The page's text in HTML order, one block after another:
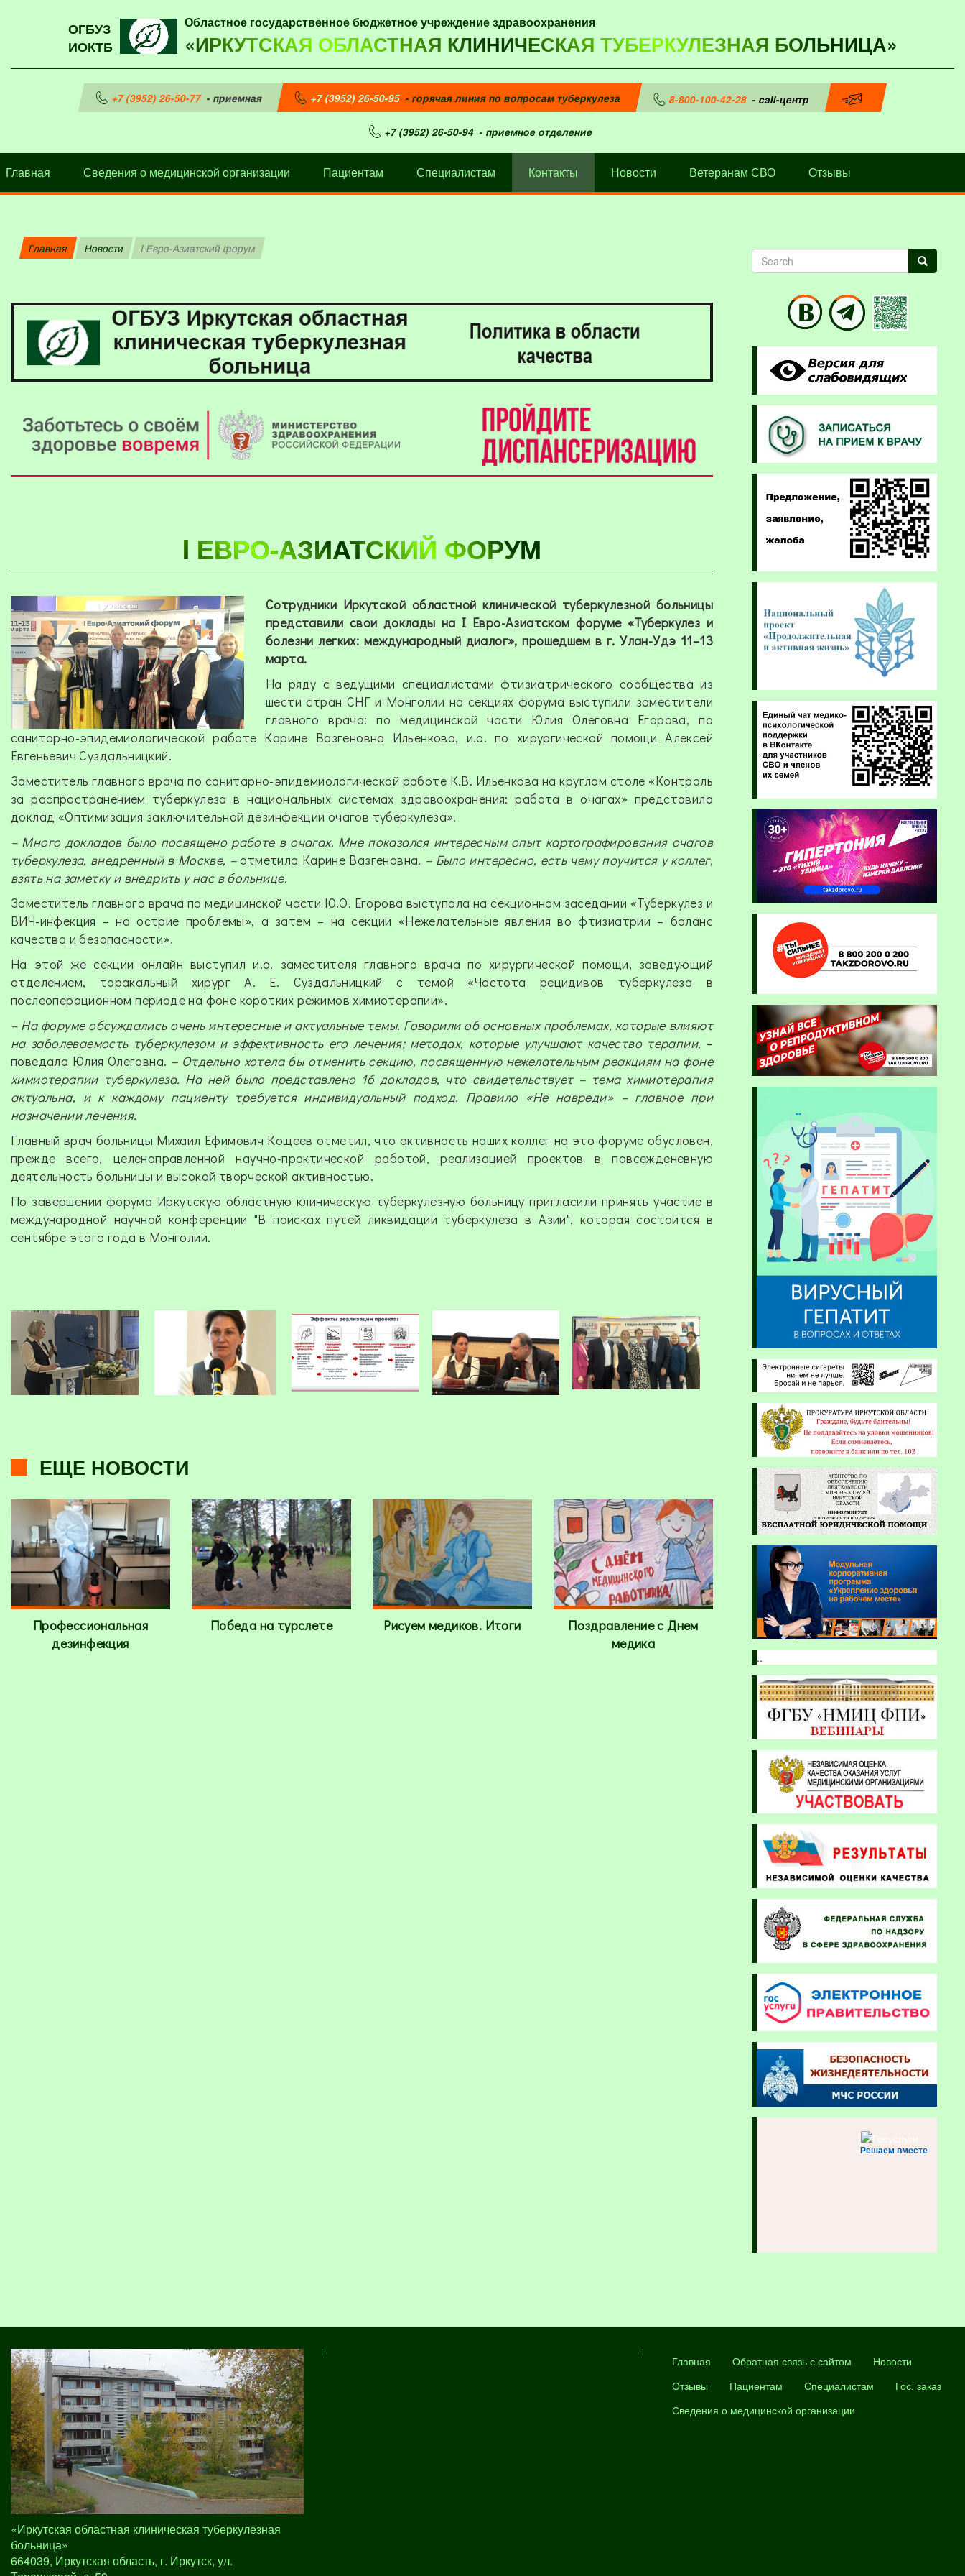
ОГБУЗ
ИОКТБ
Областное государственное бюджетное учреждение здравоохранения
«ИРКУТСКАЯ ОБЛАСТНАЯ КЛИНИЧЕСКАЯ ТУБЕРКУЛЕЗНАЯ БОЛЬНИЦА»
+7 (3952) 26-50-77- приемная +7 (3952) 26-50-95- горячая линия по вопросам туберкулеза 8-800-100-42-28- call-центр
+7 (3952) 26-50-94- приемное отделение
Главная Сведения о медицинской организации Пациентам Специалистам Контакты Новости Ветеранам СВО Отзывы
Главная Новости I Евро-Азиатский форум
I ЕВРО-АЗИАТСКИЙ ФОРУМ
Сотрудники Иркутской областной клинической туберкулезной больницы
представили свои доклады на I Евро-Азиатском форуме «Туберкулез и
болезни легких: международный диалог», прошедшем в г. Улан-Удэ 11–13
марта.
На ряду с ведущими специалистами фтизиатрического сообщества из
шести стран СНГ и Монголии на секциях форума выступили заместители
главного врача: по медицинской части Юлия Олеговна Егорова, по
санитарно-эпидемиологической работе Карине Вазгеновна Ильенкова, и.о. по хирургической помощи Алексей
Евгеньевич Суздальницкий.
Заместитель главного врача по санитарно-эпидемиологической работе К.В. Ильенкова на круглом столе «Контроль
за распространением туберкулеза в национальных системах здравоохранения: работа в очагах» представила
доклад «Оптимизация заключительной дезинфекции очагов туберкулеза».
– Много докладов было посвящено работе в очагах. Мне показался интересным опыт картографирования очагов
туберкулеза, внедренный в Москве, –отметила Карине Вазгеновна. – Было интересно, есть чему поучится у коллег,
взять на заметку и внедрить у нас в больнице.
Заместитель главного врача по медицинской части Ю.О. Егорова выступала на секционном заседании «Туберкулез и
ВИЧ-инфекция – на острие проблемы», а затем – на секции «Нежелательные явления во фтизиатрии – баланс
качества и безопасности».
На этой же секции онлайн выступил и.о. заместителя главного врача по хирургической помощи, заведующий
отделением, торакальный хирург А. Е. Суздальницкий с темой «Частота рецидивов туберкулеза в
послеоперационном периоде на фоне коротких режимов химиотерапии».
– На форуме обсуждались очень интересные и актуальные темы. Говорили об основных проблемах, которые влияют
на заболеваемость туберкулезом и эффективность его лечения; методах, которые улучшают качество терапии, –
поведала Юлия Олеговна. – Отдельно хотела бы отменить секцию, посвященную нежелательным реакциям на фоне
химиотерапии туберкулеза. На ней было представлено 16 докладов, что свидетельствует – тема химиотерапия
актуальна, и к каждому пациенту требуется индивидуальный подход. Правило «Не навреди» – главное при
назначении лечения.
Главный врач больницы Михаил Ефимович Кощеев отметил, что активность наших коллег на это форуме обусловен,
прежде всего, целенаправленной научно-практической работой, реализацией проектов в повсежденевную
деятельность больницы и высокой творческой активностью.
По завершении форума Иркутскую областную клиническую туберкулезную больницу пригласили принять участие в
международной научной конференции "В поисках путей ликвидации туберкулеза в Азии", которая состоится в
сентябре этого года в Монголии.
ЕЩЕ НОВОСТИ
Профессиональная
дезинфекция
Победа на турслете Рисуем медиков. Итоги
Поздравление с Днем
медика
Search Search
..
Решаем вместе
«Иркутская областная клиническая туберкулезная
больница»
664039, Иркутская область, г. Иркутск, ул.
Главная Обратная связь с сайтом
Новости
Отзывы
Пациентам Специалистам
Гос. заказ
Сведения о медицинской организации